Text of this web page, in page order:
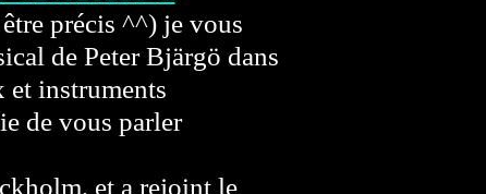
précis ^^) je vous
de Peter Bjärgö dans
et instruments
de vous parler
et a rejoint le